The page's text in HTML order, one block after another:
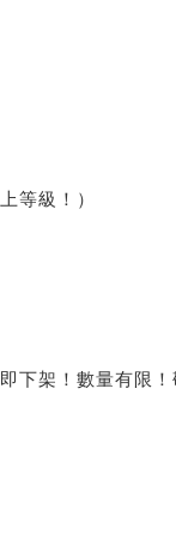
等級！）
架！數量有限！